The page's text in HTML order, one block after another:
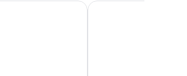
& Suites Foley by IHGCornerstone Lodge of